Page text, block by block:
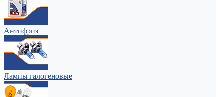
Антифриз
Лампы галогеновые